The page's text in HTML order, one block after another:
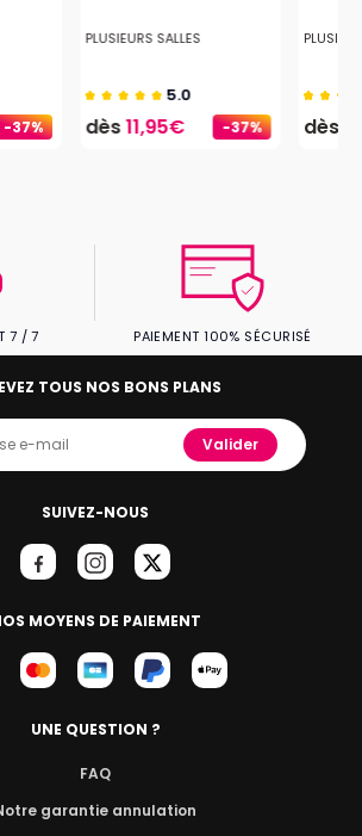
-37% -37%
PLUSIEURS SALLES
5.0
dès11,95€ dès
7 / 7 PAIEMENT 100% SÉCURISÉ
SUIVEZ-NOUS
MOYENS DE PAIEMENT
TOUS NOS BONS PLANS
Valider
UNE QUESTION ?
FAQ
garantie annulation